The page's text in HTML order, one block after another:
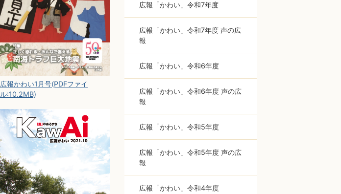
広報かわい1月号(PDFファイ
ル:10.2MB)
広報「かわい」令和7年度
広報「かわい」令和7年度 声の広
報
広報「かわい」令和6年度
広報「かわい」令和6年度 声の広
報
広報「かわい」令和5年度
広報「かわい」令和5年度 声の広
報
広報「かわい」令和4年度